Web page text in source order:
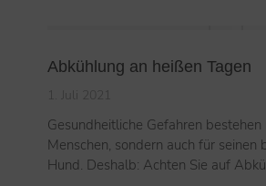
Abkühlung an heißen Tagen
1. Juli 2021
Gesundheitliche Gefahren
Menschen, sondern auch für seinen
Hund. Deshalb: Achten Sie auf